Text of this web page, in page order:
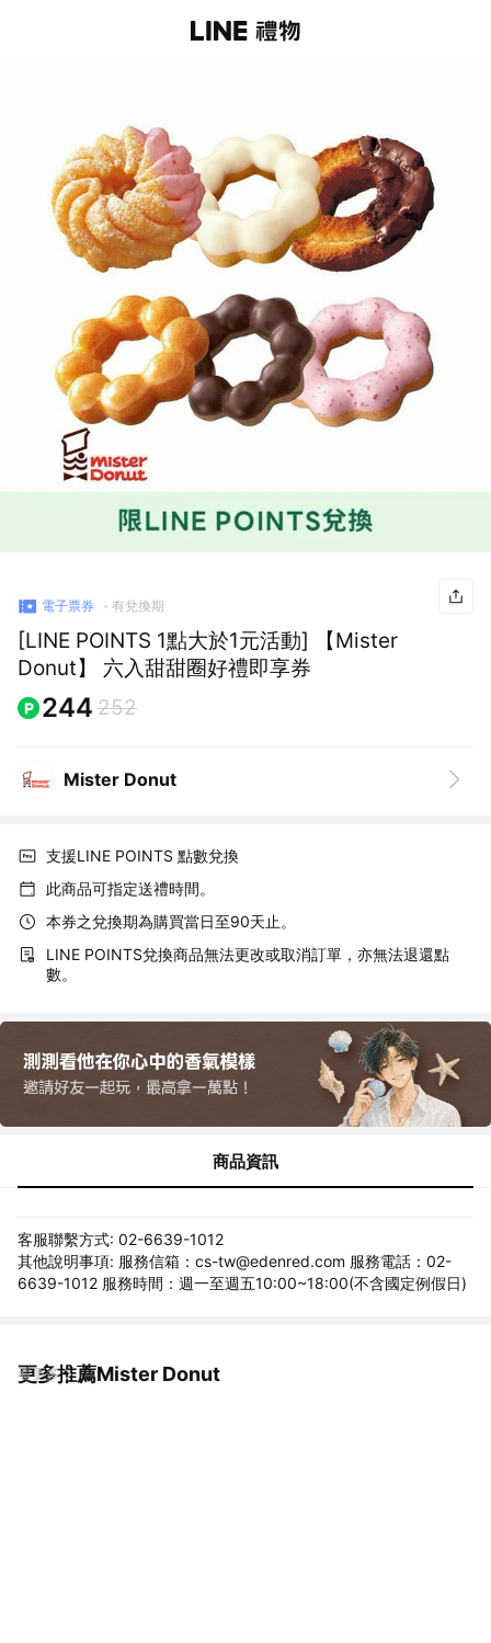
電子票券 有兌換期
[LINE POINTS 1點大於1元活動] 【Mister
Donut】 六入甜甜圈好禮即享券
244 252
Mister Donut
支援LINE POINTS 點數兌換
此商品可指定送禮時間。
本券之兌換期為購買當日至90天止。
LINE POINTS兌換商品無法更改或取消訂單，亦無法退還點
數。
商品資訊
客服聯繫方式: 02-6639-1012
其他說明事項: 服務信箱：cs-tw@edenred.com 服務電話：02-
6639-1012 服務時間：週一至週五10:00~18:00(不含國定例假日)
更多推薦Mister Donut
看更多